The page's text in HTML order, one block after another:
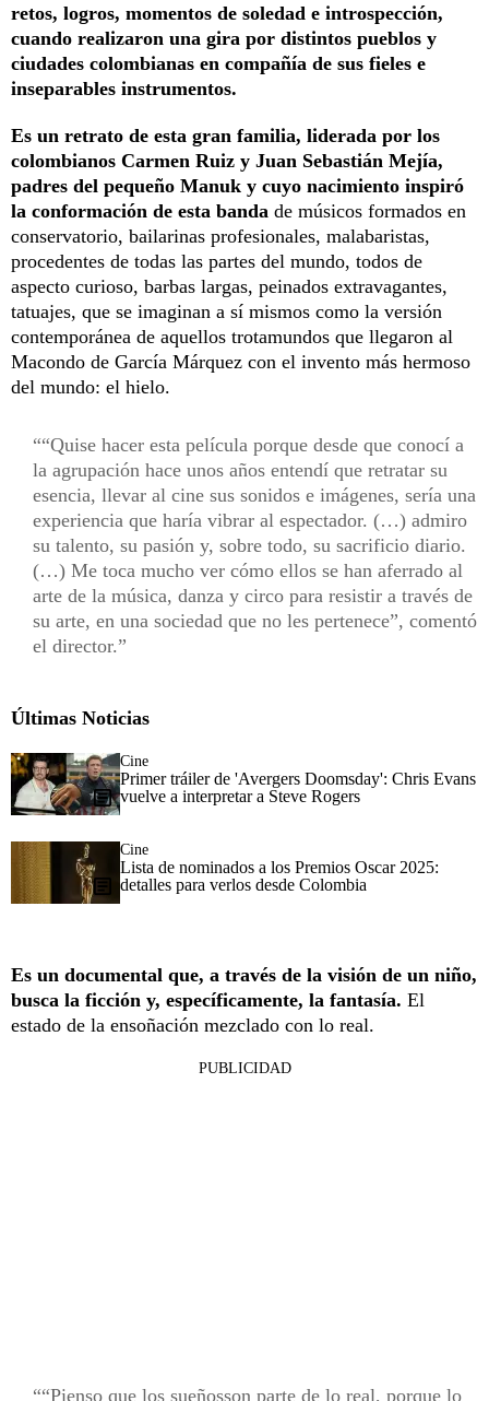
retos, logros, momentos de soledad e introspección,
cuando realizaron una gira por distintos pueblos y
ciudades colombianas en compañía de sus fieles e
inseparables instrumentos.
Es un retrato de esta gran familia, liderada por los
colombianos Carmen Ruiz y Juan Sebastián Mejía,
padres del pequeño Manuk y cuyo nacimiento inspiró
la conformación de esta banda de músicos formados en
conservatorio, bailarinas profesionales, malabaristas,
procedentes de todas las partes del mundo, todos de
aspecto curioso, barbas largas, peinados extravagantes,
tatuajes, que se imaginan a sí mismos como la versión
contemporánea de aquellos trotamundos que llegaron al
Macondo de García Márquez con el invento más hermoso
del mundo: el hielo.
“Quise hacer esta película porque desde que conocí a
la agrupación hace unos años entendí que retratar su
esencia, llevar al cine sus sonidos e imágenes, sería una
experiencia que haría vibrar al espectador. (…) admiro
su talento, su pasión y, sobre todo, su sacrificio diario.
(…) Me toca mucho ver cómo ellos se han aferrado al
arte de la música, danza y circo para resistir a través de
su arte, en una sociedad que no les pertenece”, comentó
el director.
Últimas Noticias
Cine
Primer tráiler de 'Avergers Doomsday': Chris Evans
vuelve a interpretar a Steve Rogers
Cine
Lista de nominados a los Premios Oscar 2025:
detalles para verlos desde Colombia
Es un documental que, a través de la visión de un niño,
busca la ficción y, específicamente, la fantasía. El
estado de la ensoñación mezclado con lo real.
PUBLICIDAD
“Pienso que los sueñosson parte de lo real, porque lo